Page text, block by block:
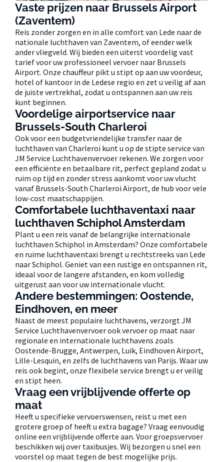
Vaste prijzen naar Brussels Airport
(Zaventem)
Reis zonder zorgen en in alle comfort van Lede naar de
nationale luchthaven van Zaventem, of eender welk
ander vliegveld. Wij bieden een uiterst voordelig vast
tarief voor uw professioneel vervoer naar Brussels
Airport. Onze chauffeur pikt u stipt op aan uw voordeur,
hotel of kantoor in de Ledese regio en zet u veilig af aan
de juiste vertrekhal, zodat u ontspannen aan uw reis
kunt beginnen.
Voordelige airportservice naar
Brussels-South Charleroi
Ook voor een budgetvriendelijke transfer naar de
luchthaven van Charleroi kunt u op de stipte service van
JM Service Luchthavenvervoer rekenen. We zorgen voor
een efficiënte en betaalbare rit, perfect gepland zodat u
ruim op tijd en zonder stress aankomt voor uw vlucht
vanaf Brussels-South Charleroi Airport, de hub voor vele
low-cost maatschappijen.
Comfortabele luchthaventaxi naar
luchthaven Schiphol Amsterdam
Plant u een reis vanaf de belangrijke internationale
luchthaven Schiphol in Amsterdam? Onze comfortabele
en ruime luchthaventaxi brengt u rechtstreeks van Lede
naar Schiphol. Geniet van een rustige en ontspannen rit,
ideaal voor de langere afstanden, en kom volledig
uitgerust aan voor uw internationale vlucht.
Andere bestemmingen: Oostende,
Eindhoven, en meer
Naast de meest populaire luchthavens, verzorgt JM
Service Luchthavenvervoer ook vervoer op maat naar
regionale en internationale luchthavens zoals
Oostende-Brugge, Antwerpen, Luik, Eindhoven Airport,
Lille-Lesquin, en zelfs de luchthavens van Parijs. Waar uw
reis ook begint, onze flexibele service brengt u er veilig
en stipt heen.
Vraag een vrijblijvende offerte op
maat
Heeft u specifieke vervoerswensen, reist u met een
grotere groep of heeft u extra bagage? Vraag eenvoudig
online een vrijblijvende offerte aan. Voor groepsvervoer
beschikken wij over taxibusjes. Wij bezorgen u snel een
voorstel op maat tegen de best mogelijke prijs.